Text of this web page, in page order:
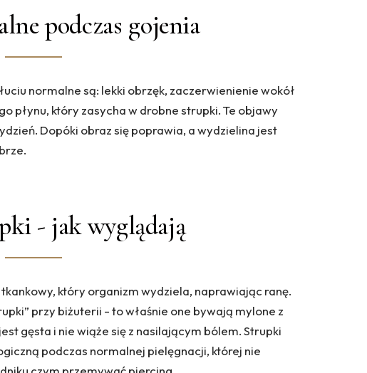
podczas gojenia
normalne są: lekki obrzęk, zaczerwienienie wokół
płynu, który zasycha w drobne strupki. Te objawy
Dopóki obraz się poprawia, a wydzielina jest
- jak wyglądają
który organizm wydziela, naprawiając ranę.
przy biżuterii - to właśnie one bywają mylone z
gęsta i nie wiąże się z nasilającym bólem. Strupki
podczas normalnej pielęgnacji, której nie